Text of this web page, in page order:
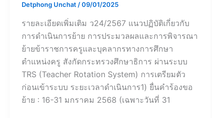
Detphong Unchat/09/01/2025
รายละเอียดเพิ่มเติม ว24/2567 แนวปฏิบัติเกี่ยวกับ
การดำเนินการย้าย การประมวลผลและการพิจารณา
ย้ายข้าราชการครูและบุคลากรทางการศึกษา
ตำแหน่งครู สังกัดกระทรวงศึกษาธิการ ผ่านระบบ
TRS (Teacher Rotation System) การเตรียมตัว
ก่อนเข้าระบบ ระยะเวลาดำเนินการ1) ยื่นคำร้องขอ
ย้าย : 16-31 มกราคม 2568 (เฉพาะวันที่ 31